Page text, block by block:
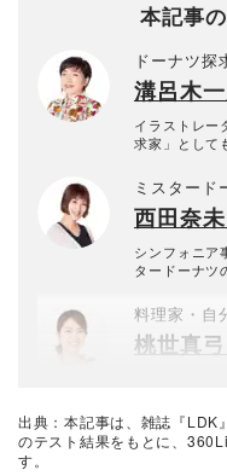
本記事
ドーナツ探
溝呂木
イラストレー
求家」として
ミスタード
西田奈
シンフォニア
タードーナツ
料理家・自
桃世真
辻調理師専
幸せにする
どほどに丁
なくおいしい
暮らしのお
出典：本記事は、雑誌『LDK
のテスト結果をもとに、
す。